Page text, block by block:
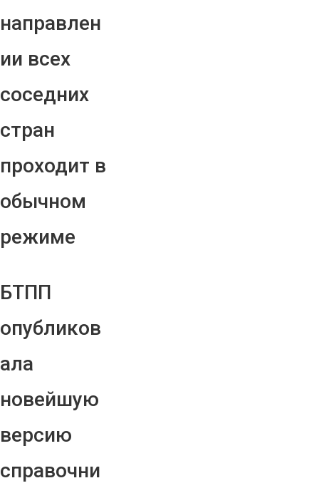
направлен
ии всех
соседних
стран
проходит в
обычном
режиме
БТПП
опубликов
ала
новейшую
версию
справочни